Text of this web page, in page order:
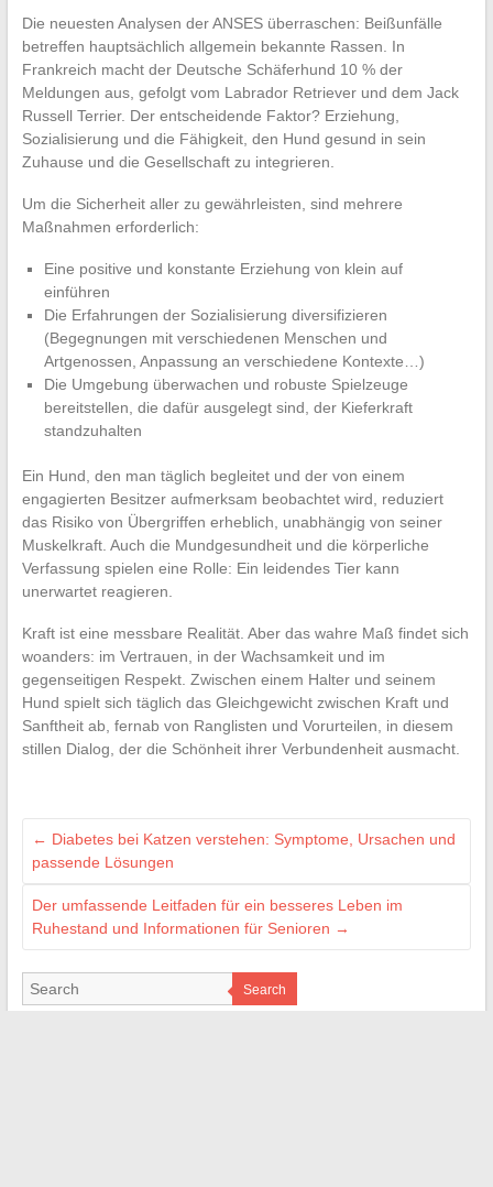
Die neuesten Analysen der ANSES überraschen: Beißunfälle
betreffen hauptsächlich allgemein bekannte Rassen. In
Frankreich macht der Deutsche Schäferhund 10 % der
Meldungen aus, gefolgt vom Labrador Retriever und dem Jack
Russell Terrier. Der entscheidende Faktor? Erziehung,
Sozialisierung und die Fähigkeit, den Hund gesund in sein
Zuhause und die Gesellschaft zu integrieren.
Um die Sicherheit aller zu gewährleisten, sind mehrere
Maßnahmen erforderlich:
Eine positive und konstante Erziehung von klein auf
einführen
Die Erfahrungen der Sozialisierung diversifizieren
(Begegnungen mit verschiedenen Menschen und
Artgenossen, Anpassung an verschiedene Kontexte…)
Die Umgebung überwachen und robuste Spielzeuge
bereitstellen, die dafür ausgelegt sind, der Kieferkraft
standzuhalten
Ein Hund, den man täglich begleitet und der von einem
engagierten Besitzer aufmerksam beobachtet wird, reduziert
das Risiko von Übergriffen erheblich, unabhängig von seiner
Muskelkraft. Auch die Mundgesundheit und die körperliche
Verfassung spielen eine Rolle: Ein leidendes Tier kann
unerwartet reagieren.
Kraft ist eine messbare Realität. Aber das wahre Maß findet sich
woanders: im Vertrauen, in der Wachsamkeit und im
gegenseitigen Respekt. Zwischen einem Halter und seinem
Hund spielt sich täglich das Gleichgewicht zwischen Kraft und
Sanftheit ab, fernab von Ranglisten und Vorurteilen, in diesem
stillen Dialog, der die Schönheit ihrer Verbundenheit ausmacht.
← Diabetes bei Katzen verstehen: Symptome, Ursachen und
passende Lösungen
Der umfassende Leitfaden für ein besseres Leben im
Ruhestand und Informationen für Senioren →
Search